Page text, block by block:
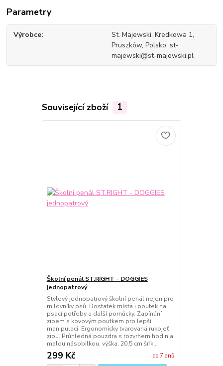
Parametry
Výrobce
St. Majewski, Kredkowa 1,
Pruszków, Polsko, st-
majewski@st-majewski.pl
Související zboží 1
Školní penál ST.RIGHT - DOGGIES
jednopatrový
Stylový jednopatrový školní penál nejen pro
milovníky psů. Dostatek místa i poutek na
psací potřeby a další pomůcky. Zapínání
zipem s kovovým poutkem pro lepší
manipulaci. Ergonomicky tvarovaná rukojeť
zipu. Průhledná pouzdra s rozvrhem hodin a
malou násobilkou. výška: 20,5 cm šířk...
299 Kč do 7 dnů